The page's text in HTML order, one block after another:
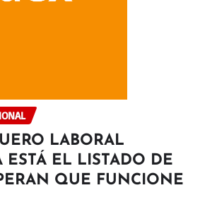
LABORAL
ESTÁ EL LISTADO DE
QUE FUNCIONE